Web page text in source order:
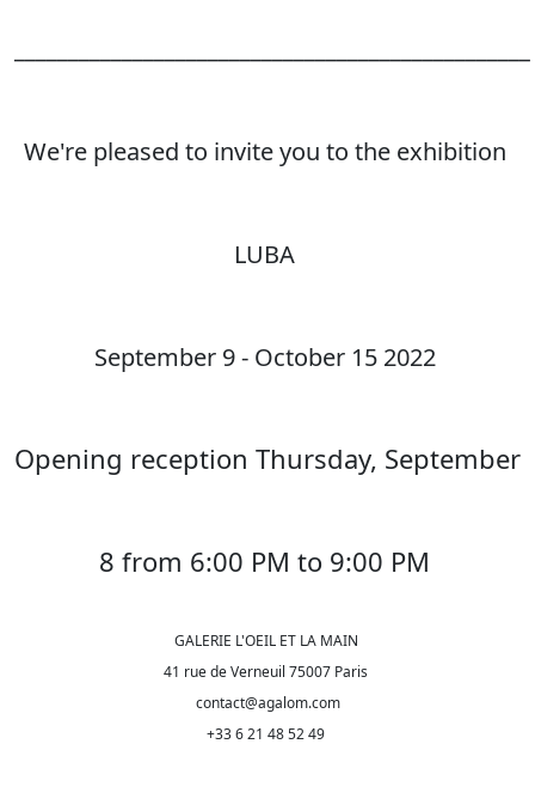
We're pleased to invite you to the exhibition
LUBA
September 9 - October 15 2022
Opening reception Thursday, September
8 from 6:00 PM to 9:00 PM
GALERIE L'OEIL ET LA MAIN
41 rue de Verneuil 75007 Paris
contact@agalom.com
+33 6 21 48 52 49